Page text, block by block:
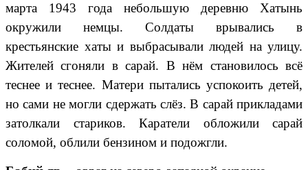
марта 1943 года небольшую деревню Хатынь
окружили немцы. Солдаты врывались в
крестьянские хаты и выбрасывали людей на улицу.
Жителей сгоняли в сарай. В нём становилось всё
теснее и теснее. Матери пытались успокоить детей,
но сами не могли сдержать слёз. В сарай прикладами
затолкали стариков. Каратели обложили сарай
соломой, облили бензином и подожгли.